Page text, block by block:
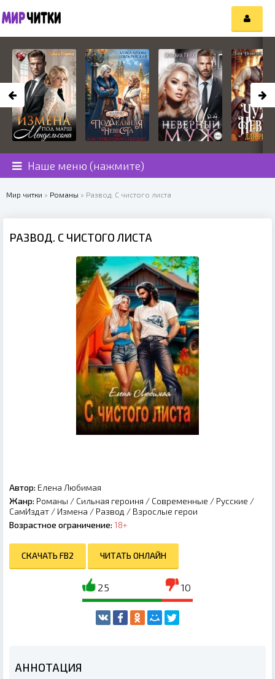
Наше меню (нажмите)
Мир читки » Романы » Развод. С чистого листа
РАЗВОД. С ЧИСТОГО ЛИСТА
Автор: Елена Любимая
Жанр: Романы / Сильная героиня / Современные / Русские /
СамИздат / Измена / Развод / Взрослые герои
Возрастное ограничение: 18+
СКАЧАТЬ FB2 ЧИТАТЬ ОНЛАЙН
25 10
АННОТАЦИЯ